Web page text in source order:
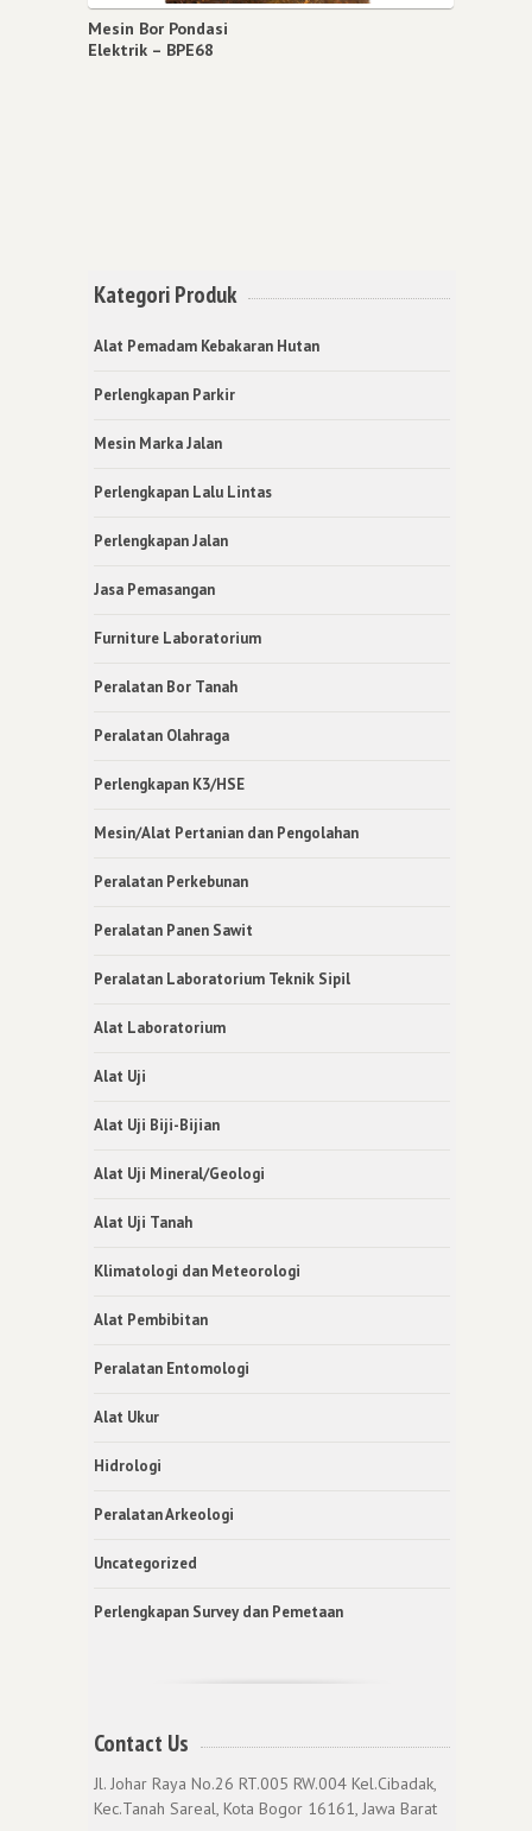
Mesin Bor Pondasi
Elektrik – BPE68
Kategori Produk
Alat Pemadam Kebakaran Hutan
Perlengkapan Parkir
Mesin Marka Jalan
Perlengkapan Lalu Lintas
Perlengkapan Jalan
Jasa Pemasangan
Furniture Laboratorium
Peralatan Bor Tanah
Peralatan Olahraga
Perlengkapan K3/HSE
Mesin/Alat Pertanian dan Pengolahan
Peralatan Perkebunan
Peralatan Panen Sawit
Peralatan Laboratorium Teknik Sipil
Alat Laboratorium
Alat Uji
Alat Uji Biji-Bijian
Alat Uji Mineral/Geologi
Alat Uji Tanah
Klimatologi dan Meteorologi
Alat Pembibitan
Peralatan Entomologi
Alat Ukur
Hidrologi
Peralatan Arkeologi
Uncategorized
Perlengkapan Survey dan Pemetaan
Contact Us
Jl. Johar Raya No.26 RT.005 RW.004 Kel.Cibadak,
Kec.Tanah Sareal, Kota Bogor 16161, Jawa Barat